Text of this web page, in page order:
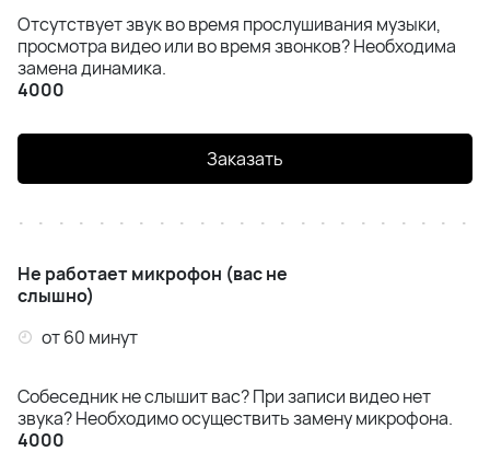
Отсутствует звук во время прослушивания музыки,
просмотра видео или во время звонков? Необходима
замена динамика.
4000
Заказать
Не работает микрофон (вас не
слышно)
от 60 минут
Собеседник не слышит вас? При записи видео нет
звука? Необходимо осуществить замену микрофона.
4000